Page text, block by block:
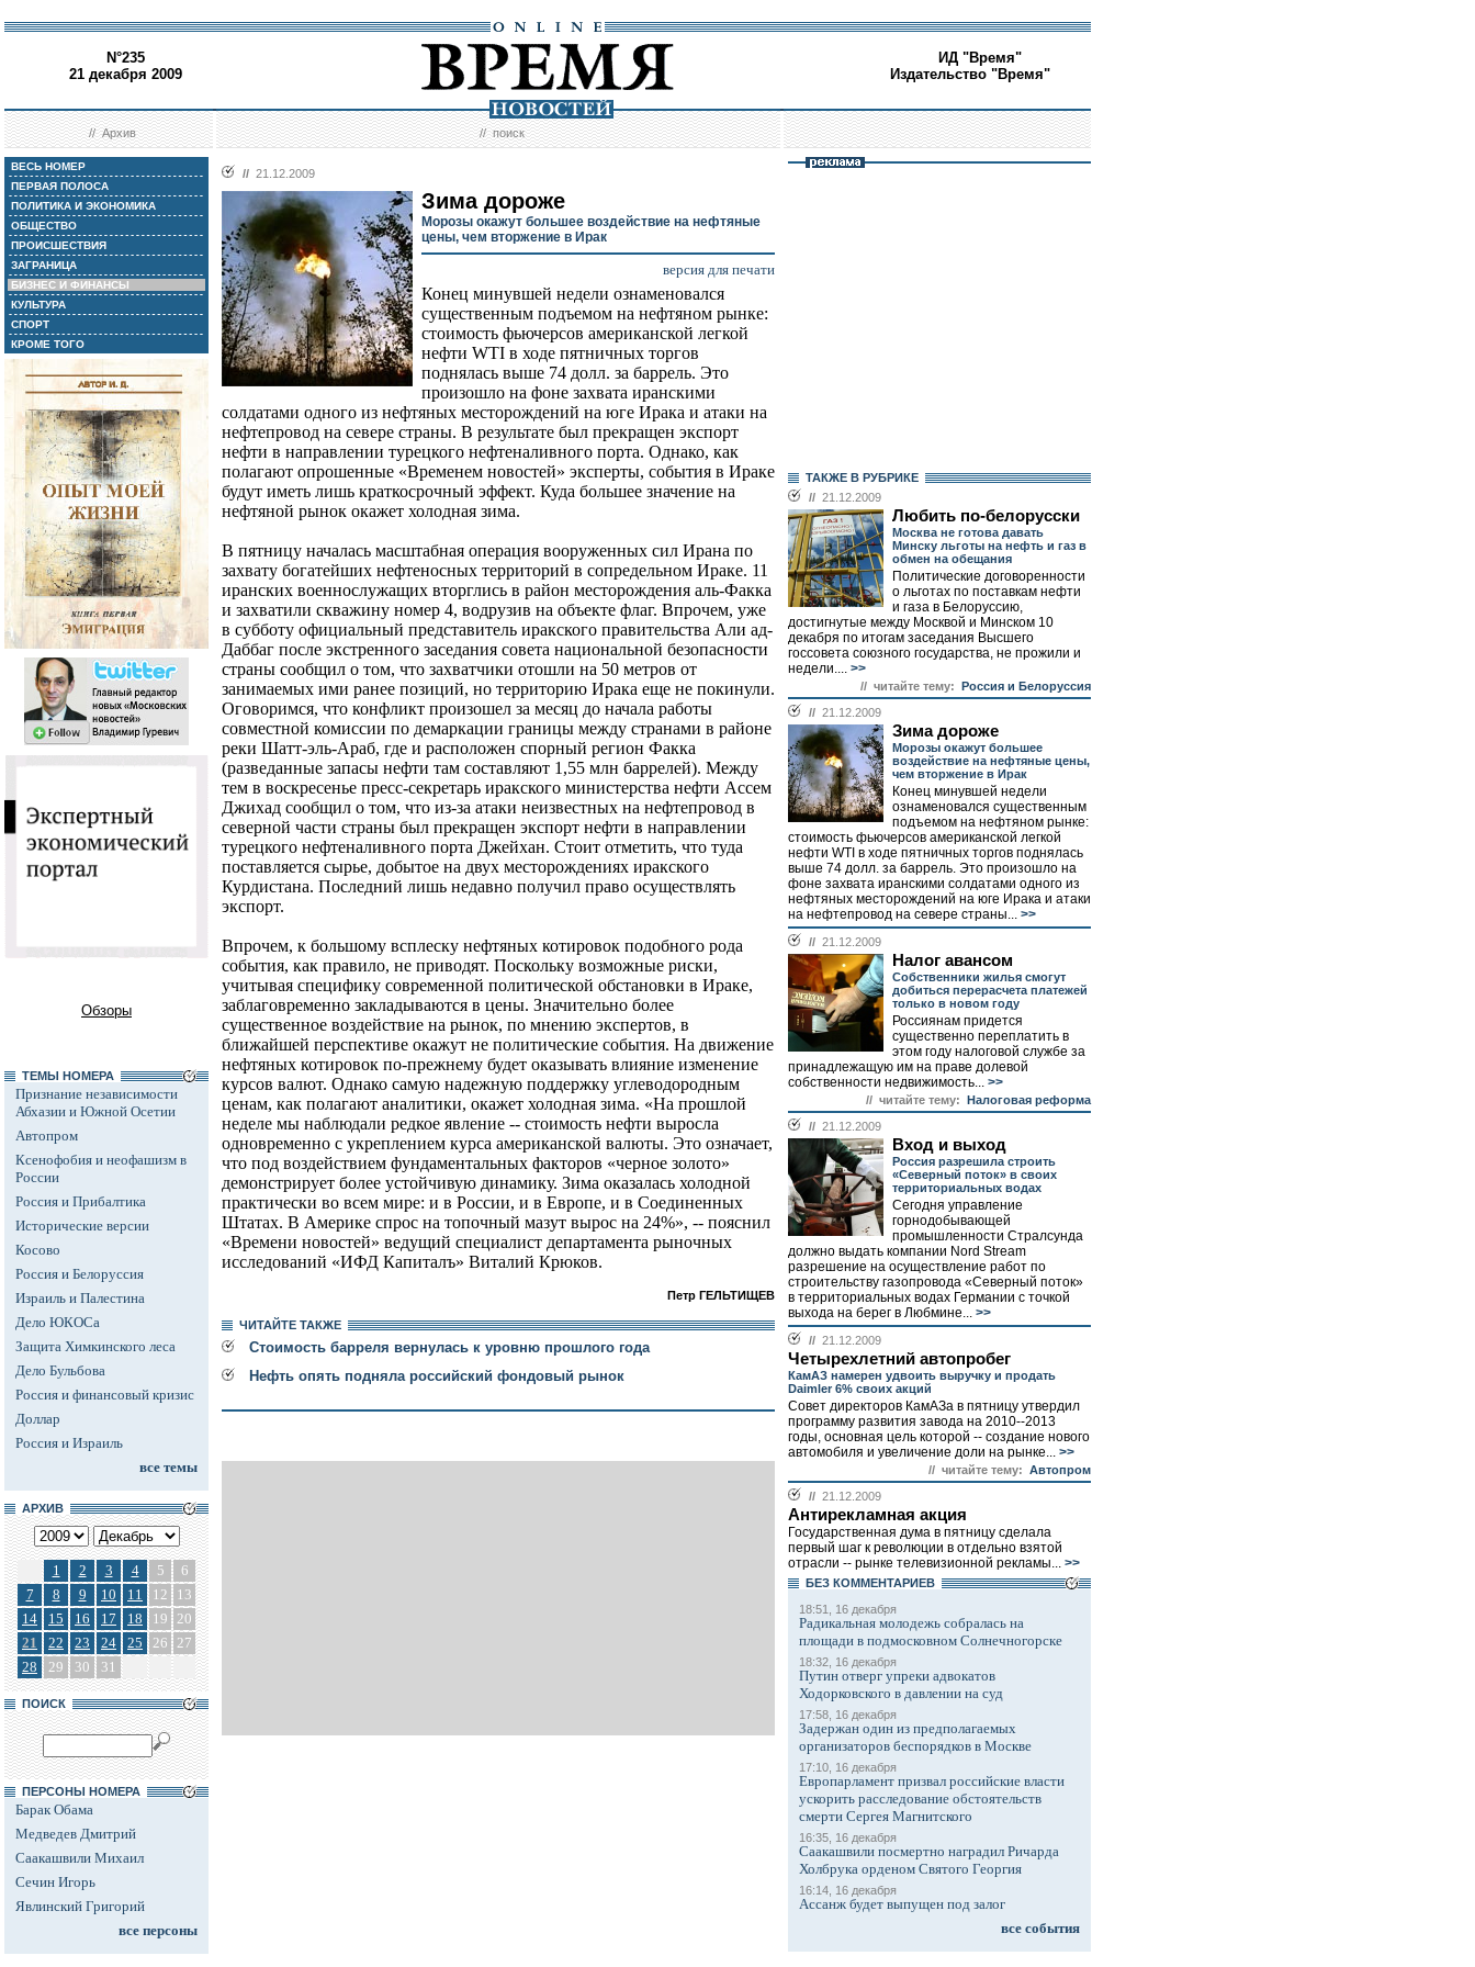
N°235
21 декабря 2009
ИД "Время"
Издательство "Время"
//Архив //поиск
ВЕСЬ НОМЕР
ПЕРВАЯ ПОЛОСА
ПОЛИТИКА И ЭКОНОМИКА
ОБЩЕСТВО
ПРОИСШЕСТВИЯ
ЗАГРАНИЦА
БИЗНЕС И ФИНАНСЫ
КУЛЬТУРА
СПОРТ
КРОМЕ ТОГО
Обзоры
ТЕМЫ НОМЕРА
Признание независимости
Абхазии и Южной Осетии
Автопром
Ксенофобия и неофашизм в
России
Россия и Прибалтика
Исторические версии
Косово
Россия и Белоруссия
Израиль и Палестина
Дело ЮКОСа
Защита Химкинского леса
Дело Бульбова
Россия и финансовый кризис
Доллар
Россия и Израиль
все темы
АРХИВ
1 2 3 4 5
6
7
8 9 10 11 12
13
14
15 16 17 18 19 20
21
22 23 24 25 26 27
28
29 30 31
ПОИСК
ПЕРСОНЫ НОМЕРА
Барак Обама
Медведев Дмитрий
Саакашвили Михаил
Сечин Игорь
Явлинский Григорий
все персоны
// 21.12.2009
Зима дороже
Морозы окажут большее воздействие на нефтяные
цены, чем вторжение в Ирак
версия для печати
Конец минувшей недели ознаменовался
существенным подъемом на нефтяном рынке:
стоимость фьючерсов американской легкой
нефти WTI в ходе пятничных торгов
поднялась выше 74 долл. за баррель. Это
произошло на фоне захвата иранскими
солдатами одного из нефтяных месторождений на юге Ирака и атаки на
нефтепровод на севере страны. В результате был прекращен экспорт
нефти в направлении турецкого нефтеналивного порта. Однако, как
полагают опрошенные «Временем новостей» эксперты, события в Ираке
будут иметь лишь краткосрочный эффект. Куда большее значение на
нефтяной рынок окажет холодная зима.
В пятницу началась масштабная операция вооруженных сил Ирана по
захвату богатейших нефтеносных территорий в сопредельном Ираке. 11
иранских военнослужащих вторглись в район месторождения аль-Факка
и захватили скважину номер 4, водрузив на объекте флаг. Впрочем, уже
в субботу официальный представитель иракского правительства Али ад-
Даббаг после экстренного заседания совета национальной безопасности
страны сообщил о том, что захватчики отошли на 50 метров от
занимаемых ими ранее позиций, но территорию Ирака еще не покинули.
Оговоримся, что конфликт произошел за месяц до начала работы
совместной комиссии по демаркации границы между странами в районе
реки Шатт-эль-Араб, где и расположен спорный регион Факка
(разведанные запасы нефти там составляют 1,55 млн баррелей). Между
тем в воскресенье пресс-секретарь иракского министерства нефти Ассем
Джихад сообщил о том, что из-за атаки неизвестных на нефтепровод в
северной части страны был прекращен экспорт нефти в направлении
турецкого нефтеналивного порта Джейхан. Стоит отметить, что туда
поставляется сырье, добытое на двух месторождениях иракского
Курдистана. Последний лишь недавно получил право осуществлять
экспорт.
Впрочем, к большому всплеску нефтяных котировок подобного рода
события, как правило, не приводят. Поскольку возможные риски,
учитывая специфику современной политической обстановки в Ираке,
заблаговременно закладываются в цены. Значительно более
существенное воздействие на рынок, по мнению экспертов, в
ближайшей перспективе окажут не политические события. На движение
нефтяных котировок по-прежнему будет оказывать влияние изменение
курсов валют. Однако самую надежную поддержку углеводородным
ценам, как полагают аналитики, окажет холодная зима. «На прошлой
неделе мы наблюдали редкое явление -- стоимость нефти выросла
одновременно с укреплением курса американской валюты. Это означает,
что под воздействием фундаментальных факторов «черное золото»
демонстрирует более устойчивую динамику. Зима оказалась холодной
практически во всем мире: и в России, и в Европе, и в Соединенных
Штатах. В Америке спрос на топочный мазут вырос на 24%», -- пояснил
«Времени новостей» ведущий специалист департамента рыночных
исследований «ИФД Капиталъ» Виталий Крюков.
Петр ГЕЛЬТИЩЕВ
ЧИТАЙТЕ ТАКЖЕ
Стоимость барреля вернулась к уровню прошлого года
Нефть опять подняла российский фондовый рынок
ТАКЖЕ В РУБРИКЕ
// 21.12.2009
Любить по-белорусски
Москва не готова давать
Минску льготы на нефть и газ в
обмен на обещания
Политические договоренности
о льготах по поставкам нефти
и газа в Белоруссию,
достигнутые между Москвой и Минском 10
декабря по итогам заседания Высшего
госсовета союзного государства, не прожили и
недели.... >>
// читайте тему: Россия и Белоруссия
// 21.12.2009
Зима дороже
Морозы окажут большее
воздействие на нефтяные цены,
чем вторжение в Ирак
Конец минувшей недели
ознаменовался существенным
подъемом на нефтяном рынке:
стоимость фьючерсов американской легкой
нефти WTI в ходе пятничных торгов поднялась
выше 74 долл. за баррель. Это произошло на
фоне захвата иранскими солдатами одного из
нефтяных месторождений на юге Ирака и атаки
на нефтепровод на севере страны... >>
// 21.12.2009
Налог авансом
Собственники жилья смогут
добиться перерасчета платежей
только в новом году
Россиянам придется
существенно переплатить в
этом году налоговой службе за
принадлежащую им на праве долевой
собственности недвижимость... >>
// читайте тему: Налоговая реформа
// 21.12.2009
Вход и выход
Россия разрешила строить
«Северный поток» в своих
территориальных водах
Сегодня управление
горнодобывающей
промышленности Стралсунда
должно выдать компании Nord Stream
разрешение на осуществление работ по
строительству газопровода «Северный поток»
в территориальных водах Германии с точкой
выхода на берег в Любмине... >>
// 21.12.2009
Четырехлетний автопробег
КамАЗ намерен удвоить выручку и продать
Daimler 6% своих акций
Совет директоров КамАЗа в пятницу утвердил
программу развития завода на 2010--2013
годы, основная цель которой -- создание нового
автомобиля и увеличение доли на рынке... >>
// читайте тему: Автопром
// 21.12.2009
Антирекламная акция
Государственная дума в пятницу сделала
первый шаг к революции в отдельно взятой
отрасли -- рынке телевизионной рекламы... >>
БЕЗ КОМMЕНТАРИЕВ
18:51, 16 декабря
Радикальная молодежь собралась на
площади в подмосковном Солнечногорске
18:32, 16 декабря
Путин отверг упреки адвокатов
Ходорковского в давлении на суд
17:58, 16 декабря
Задержан один из предполагаемых
организаторов беспорядков в Москве
17:10, 16 декабря
Европарламент призвал российские власти
ускорить расследование обстоятельств
смерти Сергея Магнитского
16:35, 16 декабря
Саакашвили посмертно наградил Ричарда
Холбрука орденом Святого Георгия
16:14, 16 декабря
Ассанж будет выпущен под залог
все события